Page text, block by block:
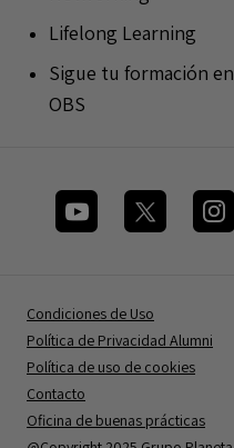
Lifelong Learning
Sigue tu formación en
OBS
Condiciones de Uso
Política de Privacidad Alumni
Política de uso de cookies
Contacto
Oficina de buenas prácticas